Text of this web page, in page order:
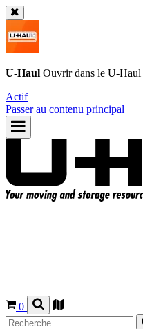
U-Haul Ouvrir dans le U-Haul
Actif
Passer au contenu principal
0